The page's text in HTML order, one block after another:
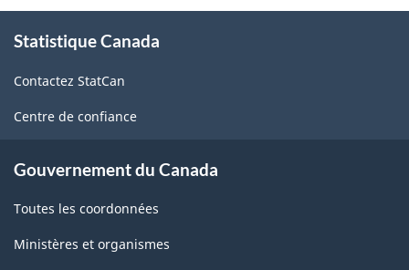
propos
ce
site
Statistique Canada
Contactez StatCan
Centre de confiance
Gouvernement du Canada
Toutes les coordonnées
Ministères et organismes